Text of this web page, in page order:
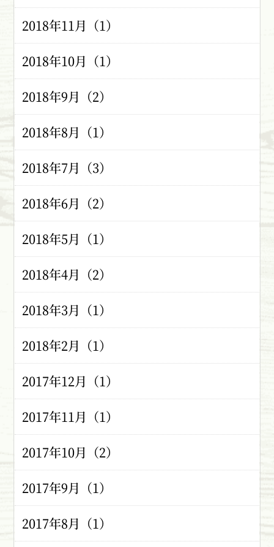
2018年11月（1）
2018年10月（1）
2018年9月（2）
2018年8月（1）
2018年7月（3）
2018年6月（2）
2018年5月（1）
2018年4月（2）
2018年3月（1）
2018年2月（1）
2017年12月（1）
2017年11月（1）
2017年10月（2）
2017年9月（1）
2017年8月（1）